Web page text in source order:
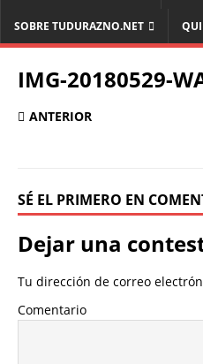
SOBRE TUDURAZNO.NET
IMG-20180529-
ANTERIOR
SÉ EL PRIMERO EN
Dejar una
Tu dirección de correo
Comentario